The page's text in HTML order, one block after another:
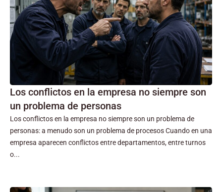
Los conflictos en la empresa no siempre son
un problema de personas
Los conflictos en la empresa no siempre son un problema de
personas: a menudo son un problema de procesos Cuando en una
empresa aparecen conflictos entre departamentos, entre turnos
o...